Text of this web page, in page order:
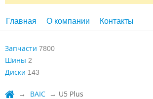
Главная О компании Контакты
Запчасти 7800
Шины 2
Диски 143
BAIC U5 Plus